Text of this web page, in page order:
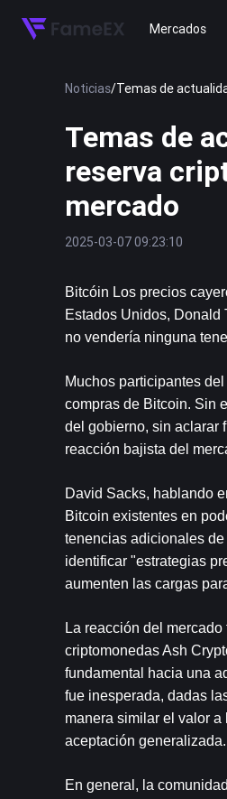
Mercados
Noticias/Temas de
Temas de
reserva
mercado
2025-03-07 09:23:10
Bitcóin Los precios
Estados Unidos, Donald
no vendería ninguna
Muchos participantes
compras de Bitcoin. Sin
del gobierno, sin aclarar
reacción bajista del
David Sacks, hablando
Bitcoin existentes en
tenencias adicionales
identificar "estrategias
aumenten las cargas
La reacción del
criptomonedas Ash
fundamental hacia una
fue inesperada, dadas
manera similar el valor
aceptación generalizada.
En general, la